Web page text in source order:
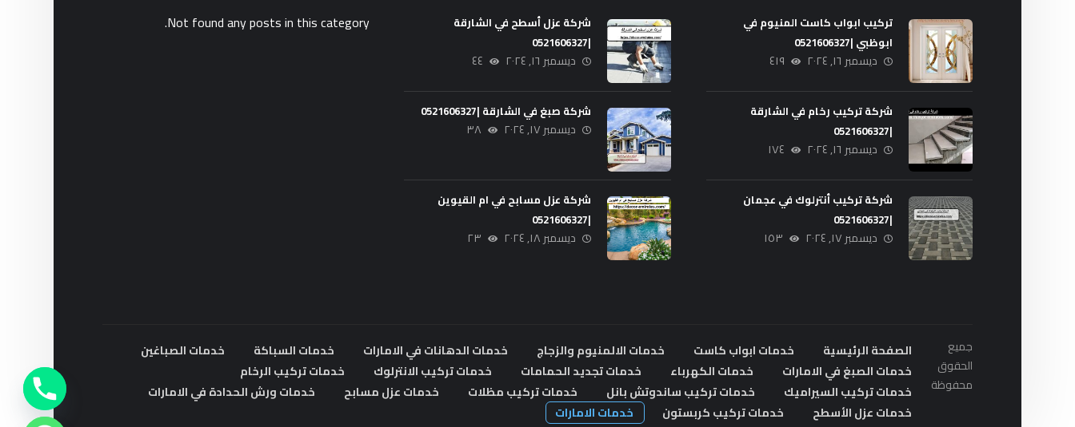
تركيب ابواب كاست المنيوم في
ابوظبي |0521606327
ديسمبر ١٦, ٢٠٢٤ ٤١٩
شركة تركيب رخام في الشارقة
|0521606327
ديسمبر ١٦, ٢٠٢٤ ١٧٤
شركة تركيب أنترلوك في عجمان
|0521606327
ديسمبر ١٧, ٢٠٢٤ ١٥٣
شركة عزل أسطح في الشارقة
|0521606327
ديسمبر ١٦, ٢٠٢٤ ٤٤
شركة صبغ في الشارقة |0521606327
ديسمبر ١٧, ٢٠٢٤ ٣٨
شركة عزل مسابح في ام القيوين
|0521606327
ديسمبر ١٨, ٢٠٢٤ ٢٣
Not found any posts in this category.
جميع
الحقوق
محفوظة
الصفحة الرئيسية خدمات ابواب كاست خدمات الالمنيوم والزجاج خدمات الدهانات في الامارات خدمات السباكة
خدمات الصباغين
خدمات الصبغ في الامارات
خدمات الكهرباء خدمات تجديد الحمامات خدمات تركيب الانترلوك
خدمات تركيب الرخام
خدمات تركيب السيراميك
خدمات تركيب ساندوتش بانل خدمات تركيب مظلات خدمات عزل مسابح
خدمات ورش الحدادة في الامارات
خدمات عزل الأسطح
خدمات تركيب كربستون خدمات الامارات